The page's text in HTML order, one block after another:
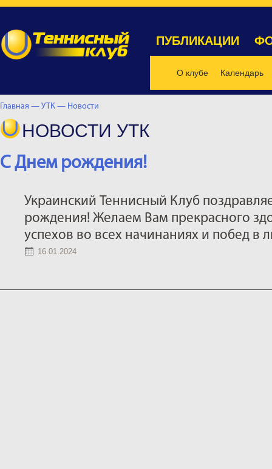
ПУБЛИКАЦИИ
О клубе Календарь
Главная — УТК — Новости
НОВОСТИ УТК
C Днем рождения!
Украинский Теннисный Клуб
рождения! Желаем Вам прекрасного
успехов во всех начинаниях и побед в
16.01.2024